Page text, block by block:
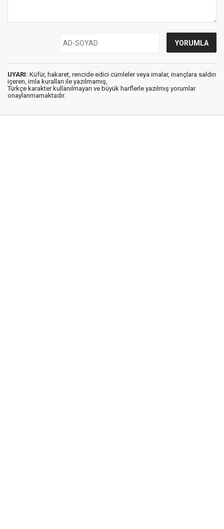
UYARI: Küfür, hakaret, rencide edici cümleler veya imalar, inançlara saldırı
içeren, imla kuralları ile yazılmamış,
Türkçe karakter kullanılmayan ve büyük harflerle yazılmış yorumlar
onaylanmamaktadır.